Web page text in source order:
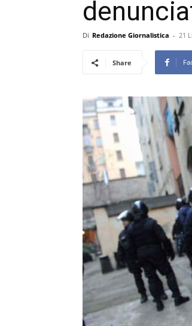
Di Redazione Giornalistica - 21
Share